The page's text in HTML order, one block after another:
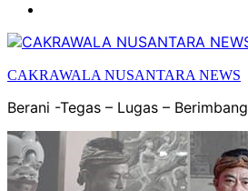
BUDAYA
CAKRAWALA NUSANTARA NEWS
Berani -Tegas – Lugas – Berimbang